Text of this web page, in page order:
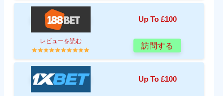
Up To £100
レビューを読む
訪問する
Up To £100